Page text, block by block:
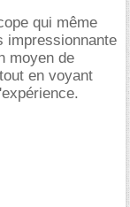
qui même
impressionnante
moyen de
en voyant